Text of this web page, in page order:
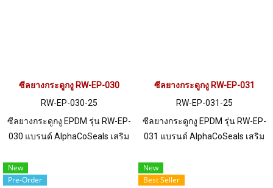
ซีลยางกระดูกงู RW-EP-030
RW-EP-030-25
ซีลยางกระดูกงู EPDM รุ่น RW-EP-
030 แบรนด์ AlphaCoSeals เสริม
แผ่น 1-5.5 mm. ราคาสินค้าขึ้นอยู่
กับจำนวนสั่งซื้อ หากต้องการสั่งซื้อ
ซีลยางกระดูกงู RW-EP-031
RW-EP-031-25
ซีลยางกระดูกงู EPDM รุ่น RW-EP-
031 แบรนด์ AlphaCoSeals เสริม
แผ่น 1-6.5 mm. ราคาสินค้าขึ้นอยู่
กับจำนวนสั่งซื้อ หากต้องการสั่งซื้อ
New
Pre-Order
New
Best Seller